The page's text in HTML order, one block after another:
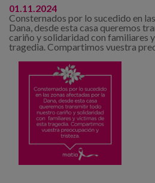
Contacto
Noticias
Trabaja con nosotros
Canal de denuncias
01.11.2024
Consternados por lo sucedido en
Dana, desde esta casa queremos
cariño y solidaridad con familiares
tragedia. Compartimos vuestra